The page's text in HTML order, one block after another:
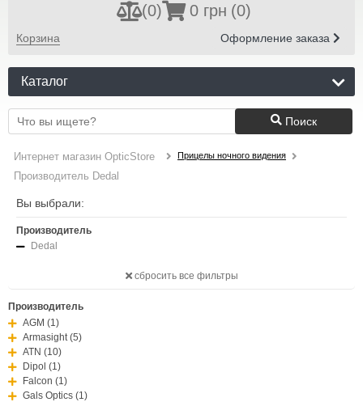
(0) 0 грн (0)
Корзина Оформление заказа
Каталог
Поиск
Интернет магазин OpticStore Прицелы ночного видения
Производитель Dedal
Вы выбрали:
Производитель
Dedal
сбросить все фильтры
Производитель
AGM (1)
Armasight (5)
ATN (10)
Dipol (1)
Falcon (1)
Gals Optics (1)